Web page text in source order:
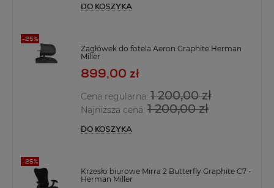
DO KOSZYKA
Zagłówek do fotela Aeron Graphite Herman
Miller
899,00 zł
Cena regularna: 1 200,00 zł
Najniższa cena: 1 200,00 zł
DO KOSZYKA
Krzesło biurowe Mirra 2 Butterfly Graphite C7 -
Herman Miller